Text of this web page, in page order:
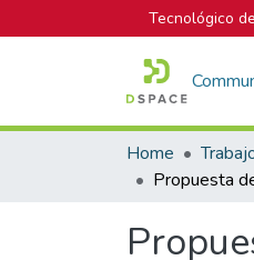
Tecnológico
Home